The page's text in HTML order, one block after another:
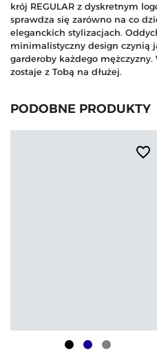
krój REGULAR z dyskretnym
sprawdza się zarówno na co
eleganckich stylizacjach.
minimalistyczny design czynią
garderoby każdego
zostaje z Tobą na dłużej.
PODOBNE PRODUKTY
favorite_border